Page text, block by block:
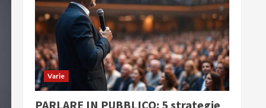
Varie
PARLARE IN PUBBLICO: 5 strategie